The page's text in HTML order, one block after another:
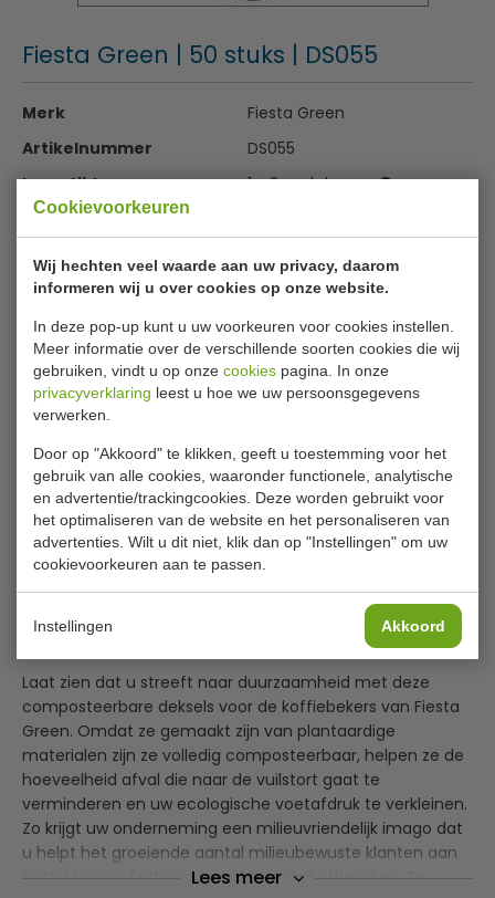
Cookievoorkeuren
Wij hechten veel waarde aan uw privacy, daarom
informeren wij u over cookies op onze website.
In deze pop-up kunt u uw voorkeuren voor cookies instellen.
Meer informatie over de verschillende soorten cookies die wij
gebruiken, vindt u op onze cookies pagina. In onze
privacyverklaring leest u hoe we uw persoonsgegevens
verwerken.
Door op "Akkoord" te klikken, geeft u toestemming voor het
gebruik van alle cookies, waaronder functionele, analytische
en advertentie/trackingcookies. Deze worden gebruikt voor
het optimaliseren van de website en het personaliseren van
advertenties. Wilt u dit niet, klik dan op "Instellingen" om uw
cookievoorkeuren aan te passen.
Instellingen Akkoord
Fiesta Green | 50 stuks | DS055
Merk
Fiesta Green
Artikelnummer
DS055
Levertijd
1 - 2 werkdagen
Composteerbaar
Sterk en stevig
€ 5,19 | Voordeel € 0,29
€ 4,90excl. btw
€5,93 incl. btw
Stukprijs: € 0,10 p.st.
In winkelwagentje
Ofbetaal1,98in 3 termijnen
Fiesta Green composteerbare deksels voor 34cl
Laat zien dat u streeft naar duurzaamheid met deze
composteerbare deksels voor de koffiebekers van Fiesta
Green. Omdat ze gemaakt zijn van plantaardige
materialen zijn ze volledig composteerbaar, helpen ze de
hoeveelheid afval die naar de vuilstort gaat te
verminderen en uw ecologische voetafdruk te verkleinen.
Zo krijgt uw onderneming een milieuvriendelijk imago dat
u helpt het groeiende aantal milieubewuste klanten aan
te trekken op festivals, in cafés en in koffiezaken. Ze
Lees meer